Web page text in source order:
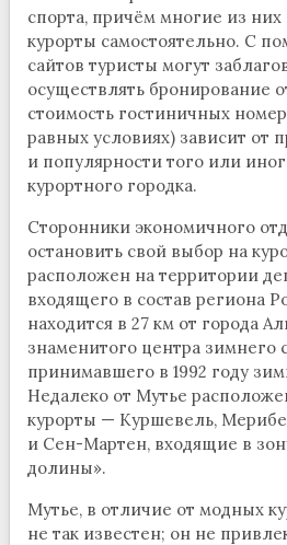
спорта, причём многие из
курорты самостоятельно. С
сайтов туристы могут
осуществлять бронирование
стоимость гостиничных
равных условиях) зависит от
и популярности того или
курортного городка.
Сторонники экономичного
остановить свой выбор на
расположен на территории
входящего в состав региона
находится в 27 км от города
знаменитого центра зимнего
принимавшего в 1992 году
Недалеко от Мутье
курорты — Куршевель,
и Сен-Мартен, входящие в
долины».
Мутье, в отличие от модных
не так известен; он не